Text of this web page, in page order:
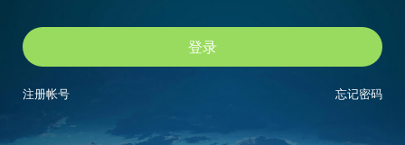
登录
忘记密码
注册帐号